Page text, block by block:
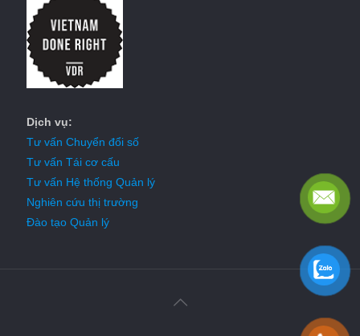
Dịch vụ:
Tư vấn Chuyển đổi số
Tư vấn Tái cơ cấu
Tư vấn Hệ thống Quản lý
Nghiên cứu thị trường
Đào tạo Quản lý